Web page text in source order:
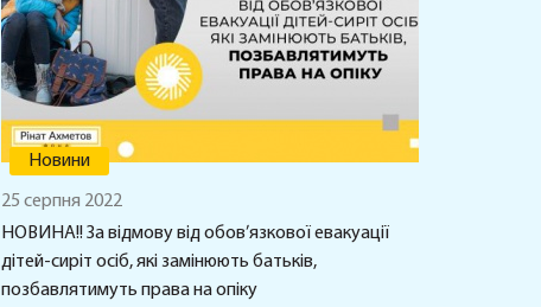
Новини
25 серпня 2022
НОВИНА!! За відмову від обов’язкової евакуації
дітей-сиріт осіб, які замінюють батьків,
позбавлятимуть права на опіку